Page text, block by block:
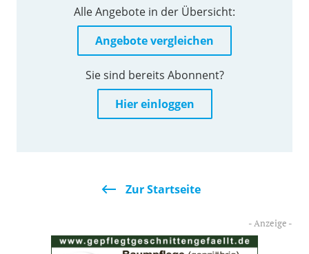
Alle Angebote in der Übersicht:
Angebote vergleichen
Sie sind bereits Abonnent?
Hier einloggen
Zur Startseite